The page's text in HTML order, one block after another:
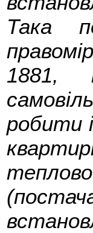
Така
1881,
робити